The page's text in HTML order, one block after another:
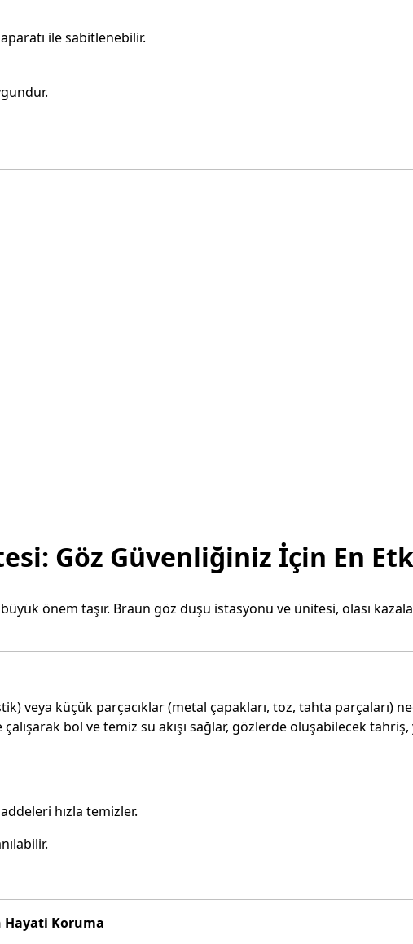
ile sabitlenebilir.
Göz Güvenliğiniz İçin En
önem taşır. Braun göz duşu istasyonu ve ünitesi, olası
veya küçük parçacıklar (metal çapakları, toz, tahta parçaları)
bol ve temiz su akışı sağlar, gözlerde oluşabilecek
hızla temizler.
Hayati Koruma